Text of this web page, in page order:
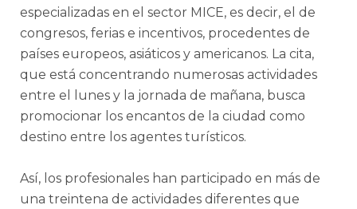
especializadas en el sector MICE, es decir, el de
congresos, ferias e incentivos, procedentes de
países europeos, asiáticos y americanos. La cita,
que está concentrando numerosas actividades
entre el lunes y la jornada de mañana, busca
promocionar los encantos de la ciudad como
destino entre los agentes turísticos.
Así, los profesionales han participado en más de
una treintena de actividades diferentes que